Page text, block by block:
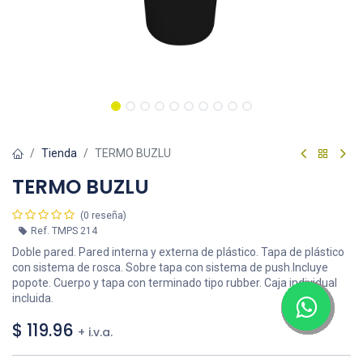
Tienda TERMO BUZLU
TERMO BUZLU
(0 reseña)
Ref. TMPS 214
Doble pared. Pared interna y externa de plástico. Tapa de plástico
con sistema de rosca. Sobre tapa con sistema de push.Incluye
popote. Cuerpo y tapa con terminado tipo rubber. Caja individual
incluida.
$ 119.96 + i.v.a.